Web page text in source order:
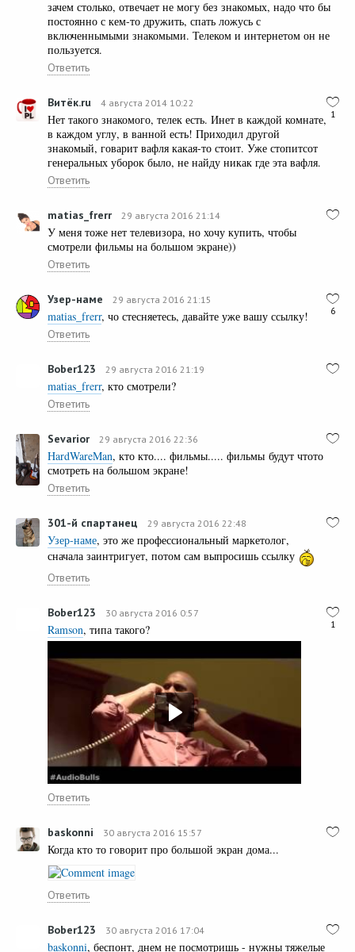
зачем столько, отвечает не могу без знакомых, надо что бы
постоянно с кем-то дружить, спать ложусь с
включеннымыми знакомыми. Телеком и интернетом он не
пользуется.
Ответить
1
Витёк.ru 4 августа 2014 10:22
Нет такого знакомого, телек есть. Инет в каждой комнате,
в каждом углу, в ванной есть! Приходил другой
знакомый, говарит вафля какая-то стоит. Уже стопитсот
генеральных уборок было, не найду никак где эта вафля.
Ответить
matias_frerr 29 августа 2016 21:14
У меня тоже нет телевизора, но хочу купить, чтобы
смотрели фильмы на большом экране))
Ответить
6
Узер-наме 29 августа 2016 21:15
matias_frerr, чо стесняетесь, давайте уже вашу ссылку!
Ответить
Bober123 29 августа 2016 21:19
matias_frerr, кто смотрели?
Ответить
Sevarior 29 августа 2016 22:36
HardWareMan, кто кто.... фильмы..... фильмы будут чтото
смотреть на большом экране!
Ответить
301-й спартанец 29 августа 2016 22:48
Узер-наме, это же профессиональный маркетолог,
сначала заинтригует, потом сам выпросишь ссылку
Ответить
1
Bober123 30 августа 2016 0:57
Ramson, типа такого?
Ответить
baskonni 30 августа 2016 15:57
Когда кто то говорит про большой экран дома...
Ответить
Bober123 30 августа 2016 17:04
baskonni, беспонт, днем не посмотришь - нужны тяжелые